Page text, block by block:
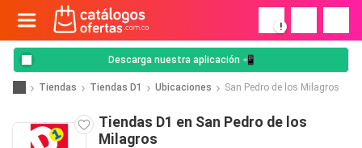
!
Descarga nuestra aplicación 📲
Tiendas Tiendas D1 Ubicaciones San Pedro de los Milagros
Tiendas D1 en San Pedro de los
Milagros